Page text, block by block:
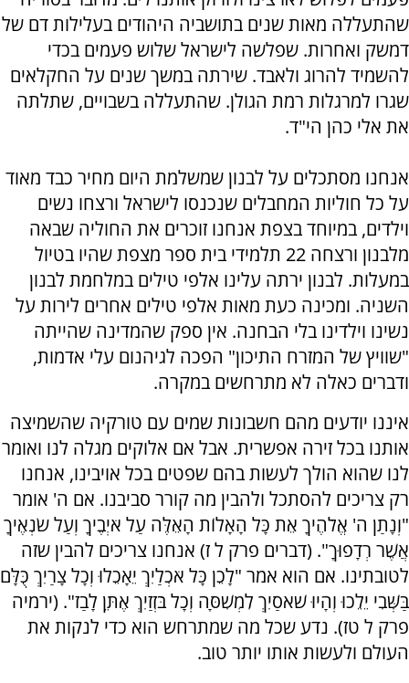
שהתעללה מאות שנים בתושביה היהודים בעלילות דם של
דמשק ואחרות. שפלשה לישראל שלוש פעמים בכדי
להשמיד להרוג ולאבד. שירתה במשך שנים על החקלאים
שגרו למרגלות רמת הגולן. שהתעללה בשבויים, שתלתה
את אלי כהן הי"ד.
אנחנו מסתכלים על לבנון שמשלמת היום מחיר כבד מאוד
על כל חוליות המחבלים שנכנסו לישראל ורצחו נשים
וילדים, במיוחד בצפת אנחנו זוכרים את החוליה שבאה
מלבנון ורצחה 22 תלמידי בית ספר מצפת שהיו בטיול
במעלות. לבנון ירתה עלינו אלפי טילים במלחמת לבנון
השניה. ומכינה כעת מאות אלפי טילים אחרים לירות על
נשינו וילדינו בלי הבחנה. אין ספק שהמדינה שהייתה
"שוויץ של המזרח התיכון" הפכה לגיהנום עלי אדמות,
ודברים כאלה לא מתרחשים במקרה.
איננו יודעים מהם חשבונות שמים עם טורקיה שהשמיצה
אותנו בכל זירה אפשרית. אבל אם אלוקים מגלה לנו ואומר
לנו שהוא הולך לעשות בהם שפטים בכל אויבינו, אנחנו
רק צריכים להסתכל ולהבין מה קורר סביבנו. אם ה' אומר
"וְנָתַן ה' אֱלֹהֶיךָ אֵת כָּל הָאָלוֹת הָאֵלֶּה עַל אֹיְבֶיךָ וְעַל שׂנְאֶיךָ
אֲשֶׁר רְדָפוּךָ". (דברים פרק ל ז) אנחנו צריכים להבין שזה
לטובתינו. אם הוא אמר "לָכֵן כָּל אֹכְלַיִךְ יֵאָכֵלוּ וְכָל צָרַיִךְ כֻּלָּם
בַּשְּׁבִי יֵלֵכוּ וְהָיוּ שֹׁאסַיִךְ לִמְשִׁסָּה וְכָל בֹּזְזַיִךְ אֶתֵּן לָבַז". (ירמיה
פרק ל טז). נדע שכל מה שמתרחש הוא כדי לנקות את
העולם ולעשות אותו יותר טוב.